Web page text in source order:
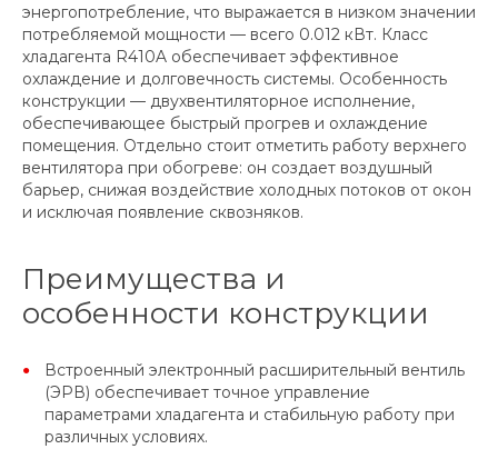
энергопотребление, что выражается в низком значении
потребляемой мощности — всего 0.012 кВт. Класс
хладагента R410A обеспечивает эффективное
охлаждение и долговечность системы. Особенность
конструкции — двухвентиляторное исполнение,
обеспечивающее быстрый прогрев и охлаждение
помещения. Отдельно стоит отметить работу верхнего
вентилятора при обогреве: он создает воздушный
барьер, снижая воздействие холодных потоков от окон
и исключая появление сквозняков.
Преимущества и
особенности конструкции
Встроенный электронный расширительный вентиль
(ЭРВ) обеспечивает точное управление
параметрами хладагента и стабильную работу при
различных условиях.